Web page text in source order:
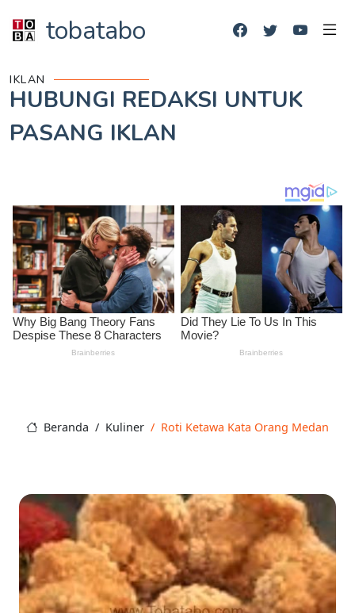
tobatabo
IKLAN
HUBUNGI REDAKSI UNTUK
PASANG IKLAN
Beranda Kuliner Roti Ketawa Kata Orang Medan